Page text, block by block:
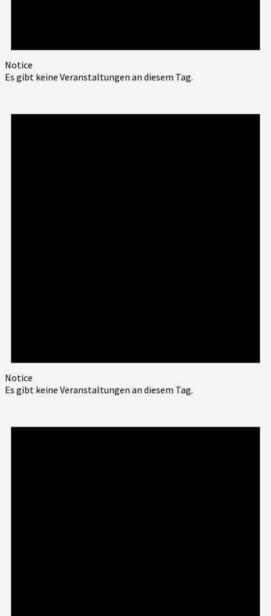
Notice
Es gibt keine Veranstaltungen an diesem Tag.
Notice
Es gibt keine Veranstaltungen an diesem Tag.